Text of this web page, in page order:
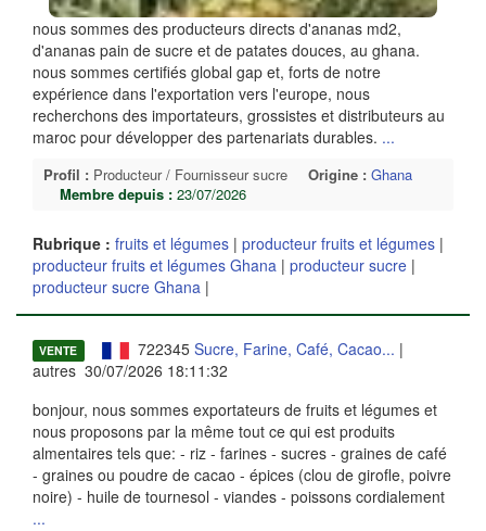
nous sommes des producteurs directs d'ananas md2,
d'ananas pain de sucre et de patates douces, au ghana.
nous sommes certifiés global gap et, forts de notre
expérience dans l'exportation vers l'europe, nous
recherchons des importateurs, grossistes et distributeurs au
maroc pour développer des partenariats durables. ...
Profil : Producteur / Fournisseur sucre Origine : Ghana
Membre depuis : 23/07/2026
Rubrique : fruits et légumes | producteur fruits et légumes |
producteur fruits et légumes Ghana | producteur sucre |
producteur sucre Ghana |
VENTE 722345 Sucre, Farine, Café, Cacao... |
autres 30/07/2026 18:11:32
bonjour, nous sommes exportateurs de fruits et légumes et
nous proposons par la même tout ce qui est produits
almentaires tels que: - riz - farines - sucres - graines de café
- graines ou poudre de cacao - épices (clou de girofle, poivre
noire) - huile de tournesol - viandes - poissons cordialement
...